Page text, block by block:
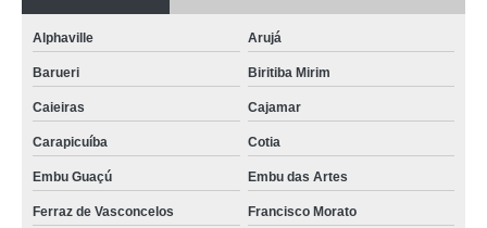
Alphaville Arujá
Barueri Biritiba Mirim
Caieiras Cajamar
Carapicuíba Cotia
Embu Guaçú Embu das Artes
Ferraz de Vasconcelos Francisco Morato